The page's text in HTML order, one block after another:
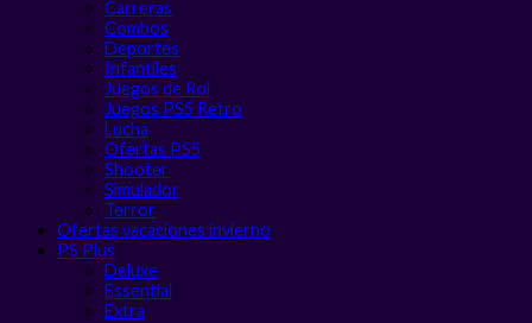
Carreras
Combos
Deportes
Infantiles
Juegos de Rol
Juegos PS5 Retro
Lucha
Ofertas PS5
Shooter
Simulador
Terror
Ofertas vacaciones invierno
PS Plus
Deluxe
Essential
Extra